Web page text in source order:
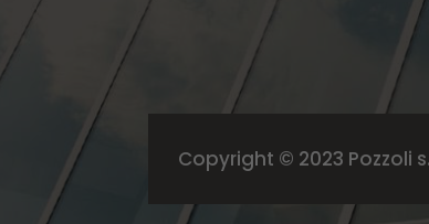
Copyright © 2023 Pozzoli